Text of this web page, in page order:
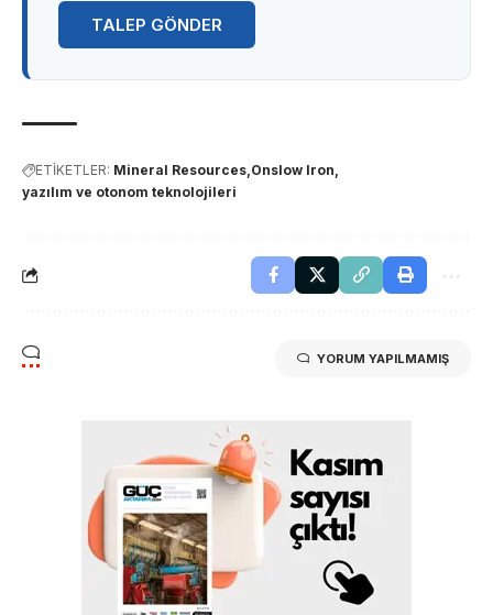
TALEP GÖNDER
ETİKETLER: Mineral Resources Onslow Iron
yazılım ve otonom teknolojileri
YORUM YAPILMAMIŞ